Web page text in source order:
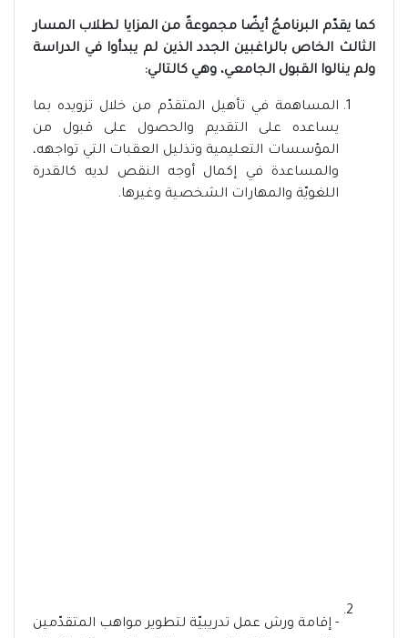
كما يقدّم البرنامجُ أيضًا مجموعةً من المزايا لطلاب المسار
الثالث الخاص بالراغبين الجدد الذين لم يبدأوا في الدراسة
ولم ينالوا القبول الجامعي، وهي كالتالي:
المساهمة في تأهيل المتقدّم من خلال تزويده بما
يساعده على التقديم والحصول على قبول من
المؤسسات التعليمية وتذليل العقبات التي تواجهه،
والمساعدة في إكمال أوجه النقص لديه كالقدرة
اللغويّة والمهارات الشخصية وغيرها.
- إقامة ورش عمل تدريبيّة لتطوير مواهب المتقدّمين